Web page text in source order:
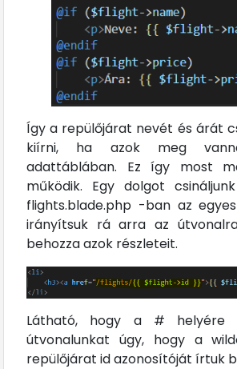
Így a repülőjárat nevét és árát
kiírni, ha azok meg
adattáblában. Ez így most
működik. Egy dolgot
flights.blade.php -ban az
irányítsuk rá arra az
behozza azok részleteit.
Látható, hogy a # helyére
útvonalunkat úgy, hogy a
repülőjárat id azonosítóját írtuk